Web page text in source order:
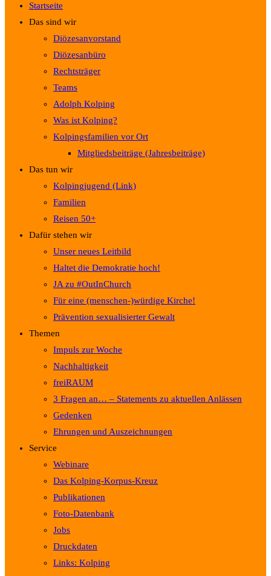
Startseite
Das sind wir
Diözesanvorstand
Diözesanbüro
Rechtsträger
Teams
Adolph Kolping
Was ist Kolping?
Kolpingsfamilien vor Ort
Mitgliedsbeiträge (Jahresbeiträge)
Das tun wir
Kolpingjugend (Link)
Familien
Reisen 50+
Dafür stehen wir
Unser neues Leitbild
Haltet die Demokratie hoch!
JA zu #OutInChurch
Für eine (menschen-)würdige Kirche!
Prävention sexualisierter Gewalt
Themen
Impuls zur Woche
Nachhaltigkeit
freiRAUM
3 Fragen an… – Statements zu aktuellen Anlässen
Gedenken
Ehrungen und Auszeichnungen
Service
Webinare
Das Kolping-Korpus-Kreuz
Publikationen
Foto-Datenbank
Jobs
Druckdaten
Links: Kolping